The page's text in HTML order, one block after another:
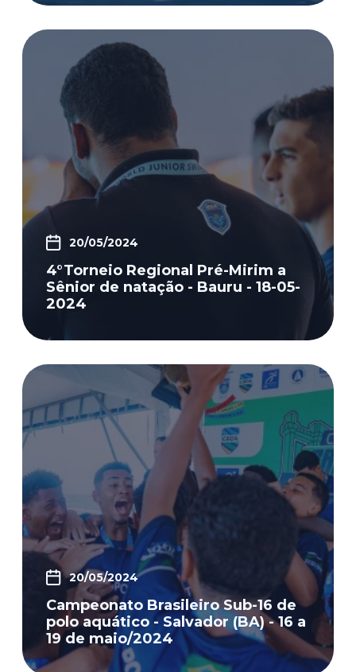
20/05/2024
4°Torneio Regional Pré-Mirim a
Sênior de natação - Bauru - 18-05-
2024
20/05/2024
Campeonato Brasileiro Sub-16 de
polo aquático - Salvador (BA) - 16 a
19 de maio/2024